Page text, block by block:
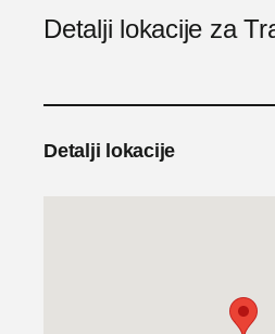
Detalji lokacije za
Detalji lokacije